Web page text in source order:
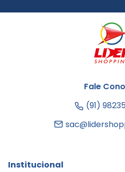
Fale
(91)
Institucional